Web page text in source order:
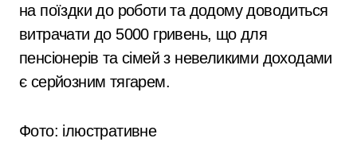
на поїздки до роботи та додому доводиться
витрачати до 5000 гривень, що для
пенсіонерів та сімей з невеликими доходами
є серйозним тягарем.
Фото: ілюстративне